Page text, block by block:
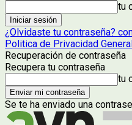
tu
¿Olvidaste tu contraseña?
Politica de Privacidad
Recuperación de contraseña
Recupera tu contraseña
tu
Se te ha enviado una